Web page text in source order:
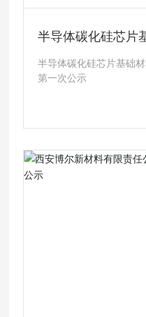
半导体碳化硅芯片
境影响评价第一次
半导体碳化硅芯片基础
第一次公示